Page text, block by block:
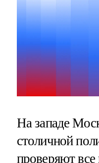
На западе
столичной
проверяют